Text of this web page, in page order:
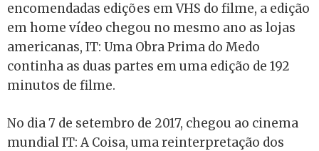
encomendadas edições em VHS do filme, a edição
em home vídeo chegou no mesmo ano as lojas
americanas, IT: Uma Obra Prima do Medo
continha as duas partes em uma edição de 192
minutos de filme.
No dia 7 de setembro de 2017, chegou ao cinema
mundial IT: A Coisa, uma reinterpretação dos